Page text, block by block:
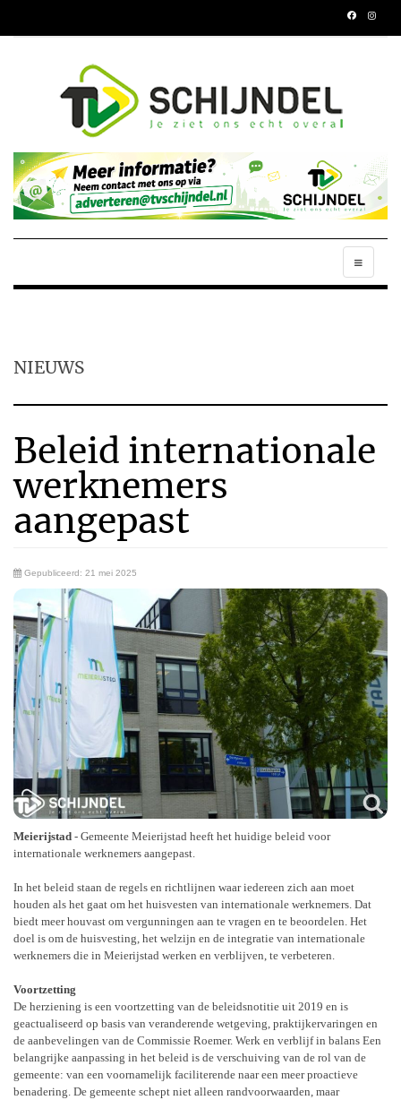
NIEUWS
Beleid internationale
werknemers
aangepast
Gepubliceerd: 21 mei 2025
Meierijstad - Gemeente Meierijstad heeft het huidige beleid voor
internationale werknemers aangepast.
In het beleid staan de regels en richtlijnen waar iedereen zich aan moet
houden als het gaat om het huisvesten van internationale werknemers. Dat
biedt meer houvast om vergunningen aan te vragen en te beoordelen. Het
doel is om de huisvesting, het welzijn en de integratie van internationale
werknemers die in Meierijstad werken en verblijven, te verbeteren.
Voortzetting
De herziening is een voortzetting van de beleidsnotitie uit 2019 en is
geactualiseerd op basis van veranderende wetgeving, praktijkervaringen en
de aanbevelingen van de Commissie Roemer. Werk en verblijf in balans Een
belangrijke aanpassing in het beleid is de verschuiving van de rol van de
gemeente: van een voornamelijk faciliterende naar een meer proactieve
benadering. De gemeente schept niet alleen randvoorwaarden, maar